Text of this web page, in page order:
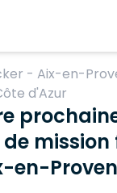
- Aix-en-
d'Azur
de
en-